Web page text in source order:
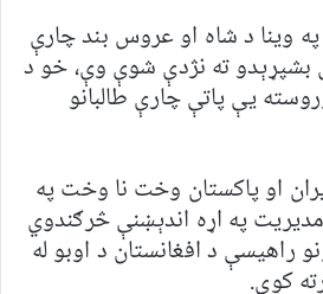
وینا د شاه او عروس بند چارې
بشپړېدو ته نژدې شوې وې، خو د
یې پاتې چارې طالبانو
او پاکستان وخت نا وخت په
په اړه اندېښنې څرګندوي
راهیسې د افغانستان د اوبو له
کوي.